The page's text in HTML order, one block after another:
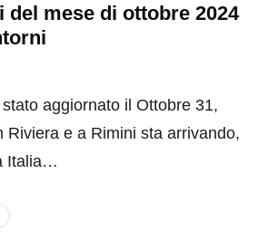
del mese di ottobre 2024
aggiornato il Ottobre 31,
Riviera e a Rimini sta arrivando,
Italia…